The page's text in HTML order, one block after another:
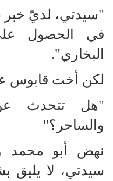
"سيدتي، لديّ خبر
في الحصول
البخاري".
لكن أخت قابوس
"هل تتحدث
والساحر؟"
نهض أبو محمد
سيدتي، لا يليق